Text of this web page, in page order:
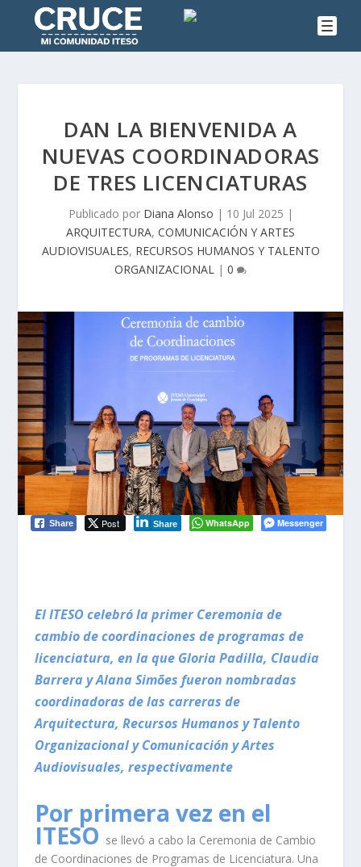
DAN LA BIENVENIDA A
NUEVAS COORDINADORAS
DE TRES LICENCIATURAS
Publicado por Diana Alonso | 10 Jul 2025 |
ARQUITECTURA, COMUNICACIÓN Y ARTES
AUDIOVISUALES, RECURSOS HUMANOS Y TALENTO
ORGANIZACIONAL | 0
Share Post Share WhatsApp Messenger
El ITESO celebró la primer Ceremonia de
cambio de coordinaciones de programas de
licenciatura, en la que Gloria Padilla, Claudia
Barrera y Alana Simões fueron nombradas
coordinadoras de las carreras de
Arquitectura, Recursos Humanos y Talento
Organizacional y Comunicación y Artes
Audiovisuales, respectivamente
Por primera vez en el
ITESO se llevó a cabo la Ceremonia de Cambio
de Coordinaciones de Programas de Licenciatura. Una